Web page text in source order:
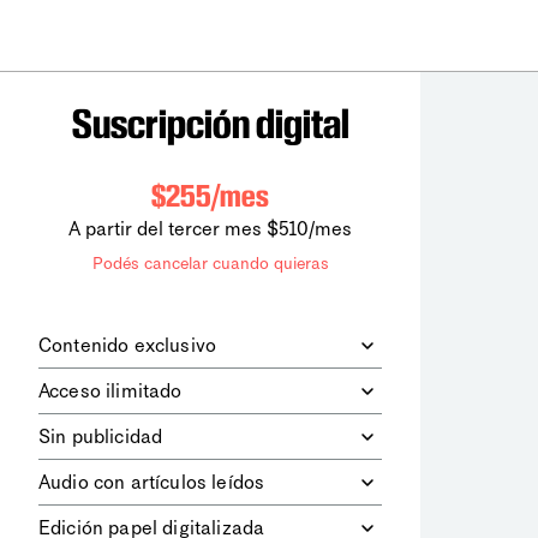
Suscripción digital
$255/mes
A partir del tercer mes $510/mes
Podés cancelar cuando quieras
Contenido exclusivo
digitales dela diaria
los contenidos de Le Monde
diplomatique.
Acceso ilimitado
contenidos.
Sin publicidad
publicitarios.
Audio con artículos leídos
Edición papel digitalizada